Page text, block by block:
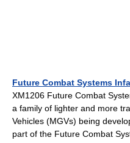
Future Combat Systems
XM1206 Future Combat
a family of lighter and more
Vehicles (MGVs) being
part of the Future Combat